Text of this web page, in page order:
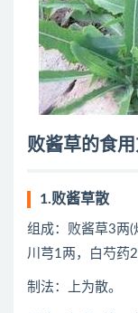
败酱草的食
1.败酱草散
组成：败酱草3两(
川芎1两，白芍药
制法：上为散。